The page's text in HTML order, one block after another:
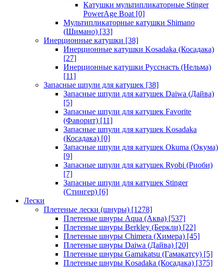
Катушки мультипликаторные Stinger
PowerAge Boat [0]
Мультипликаторные катушки Shimano
(Шимано) [33]
Инерционные катушки [38]
Инерционные катушки Kosadaka (Косадака)
[27]
Инерционные катушки Русснасть (Нельма)
[11]
Запасные шпули для катушек [38]
Запасные шпули для катушек Daiwa (Дайва)
[5]
Запасные шпули для катушек Favorite
(Фаворит) [11]
Запасные шпули для катушек Kosadaka
(Косадака) [0]
Запасные шпули для катушек Okuma (Окума)
[9]
Запасные шпули для катушек Ryobi (Риоби)
[7]
Запасные шпули для катушек Stinger
(Стингер) [6]
Лески
Плетеные лески (шнуры) [1278]
Плетеные шнуры Aqua (Аква) [537]
Плетеные шнуры Berkley (Беркли) [22]
Плетеные шнуры Chimera (Химера) [45]
Плетеные шнуры Daiwa (Дайва) [20]
Плетеные шнуры Gamakatsu (Гамакатсу) [5]
Плетеные шнуры Kosadaka (Косадака) [375]